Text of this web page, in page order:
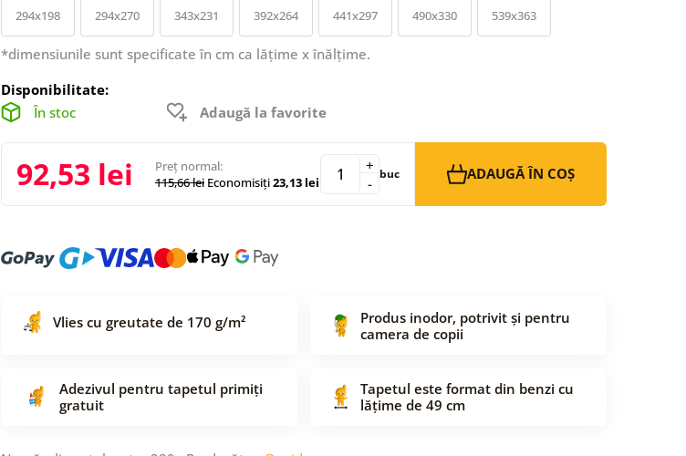
294x198 294x270 343x231 392x264 441x297 490x330 539x363
*dimensiunile sunt specificate în cm ca lățime x înălțime.
Disponibilitate:
În stoc
Adaugă la favorite
92,53 lei
Preț normal:
115,66 lei Economisiți23,13 lei -
+ buc ADAUGĂ ÎN COȘ
Vlies cu greutate de 170 g/m²
Produs inodor, potrivit și pentru
camera de copii
Adezivul pentru tapetul primiți
gratuit
Tapetul este format din benzi cu
lățime de 49 cm